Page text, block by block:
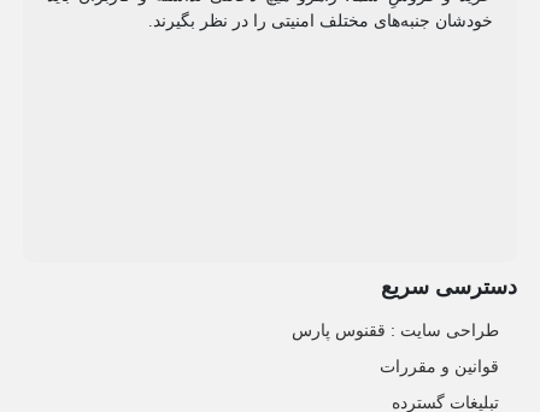
خودشان جنبه‌های مختلف امنیتی را در نظر بگیرند.
دسترسی سریع
طراحی سایت :‌ ققنوس پارس
قوانین و مقررات
تبلیغات گسترده